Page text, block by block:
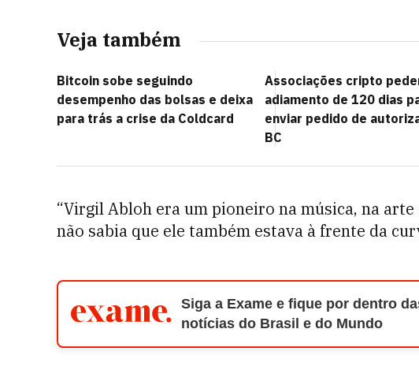
Veja também
Bitcoin sobe seguindo
desempenho das bolsas e deixa
para trás a crise da Coldcard
Associações cripto
adiamento de 120 dias
enviar pedido de
BC
“Virgil Abloh era um pioneiro na música, na
não sabia que ele também estava à frente da
Siga a Exame e fique por dentro
notícias do Brasil e do Mundo